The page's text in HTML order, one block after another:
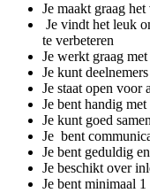
Je maakt graag
Je vindt het leuk
te verbeteren
Je werkt graag
Je kunt
Je staat open voor
Je bent handig
Je kunt goed
Je bent
Je bent geduldig
Je beschikt over
Je bent minimaal